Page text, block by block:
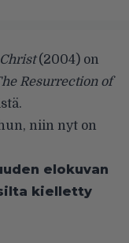
(2004) on
Resurrection of
niin nyt on
elokuvan
kielletty